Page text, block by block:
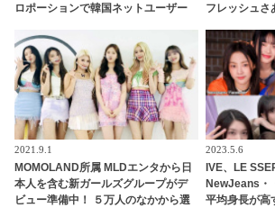
ロポーションで韓国ネットユーザー
フレッシュさ
2021.9.1
MOMOLAND所属 MLDエンタから日
本人を含む新ガールズグループがデ
ビュー準備中！ ５万人のなかから選
2023.5.6
IVE、LE
NewJeans・
平均身長が高